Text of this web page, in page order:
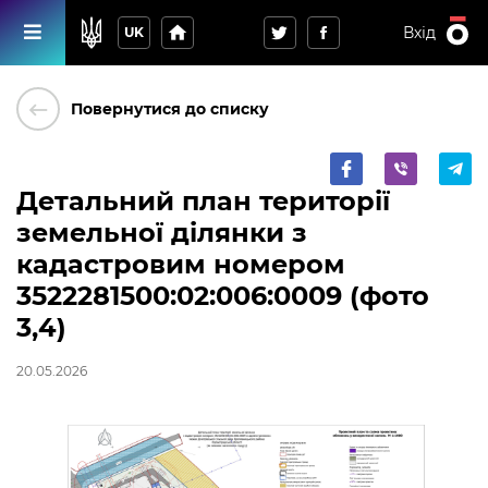
UK home Вхід
keyboard_backspace Повернутися до списку
Детальний план території
земельної ділянки з
кадастровим номером
3522281500:02:006:0009 (фото
3,4)
20.05.2026